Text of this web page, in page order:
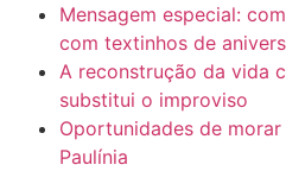
Mensagem especial:
com textinhos de
A reconstrução da vida
substitui o improviso
Oportunidades de
Paulínia